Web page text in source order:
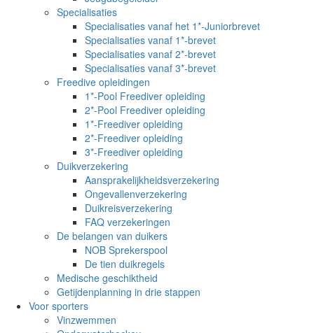
Specialisaties
Specialisaties vanaf het 1*-Juniorbrevet
Specialisaties vanaf 1*-brevet
Specialisaties vanaf 2*-brevet
Specialisaties vanaf 3*-brevet
Freedive opleidingen
1*-Pool Freediver opleiding
2*-Pool Freediver opleiding
1*-Freediver opleiding
2*-Freediver opleiding
3*-Freediver opleiding
Duikverzekering
Aansprakelijkheidsverzekering
Ongevallenverzekering
Duikreisverzekering
FAQ verzekeringen
De belangen van duikers
NOB Sprekerspool
De tien duikregels
Medische geschiktheid
Getijdenplanning in drie stappen
Voor sporters
Vinzwemmen